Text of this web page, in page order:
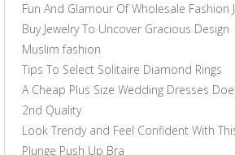
Fun And Glamour Of Wholesale Fashion
Buy Jewelry To Uncover Gracious Design
Muslim fashion
Tips To Select Solitaire Diamond Rings
A Cheap Plus Size Wedding Dresses
2nd Quality
Look Trendy and Feel Confident With
Plunge Push Up Bra